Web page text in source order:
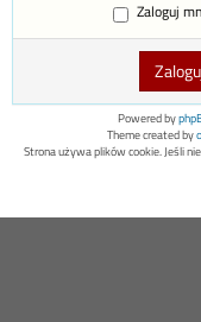
Zaloguj
Powered by
Theme created by
Strona używa plików cookie. Jeśli